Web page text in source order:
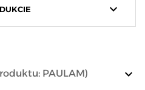
keyboard_arrow_down
keyboard_arrow_down
PAULAM)